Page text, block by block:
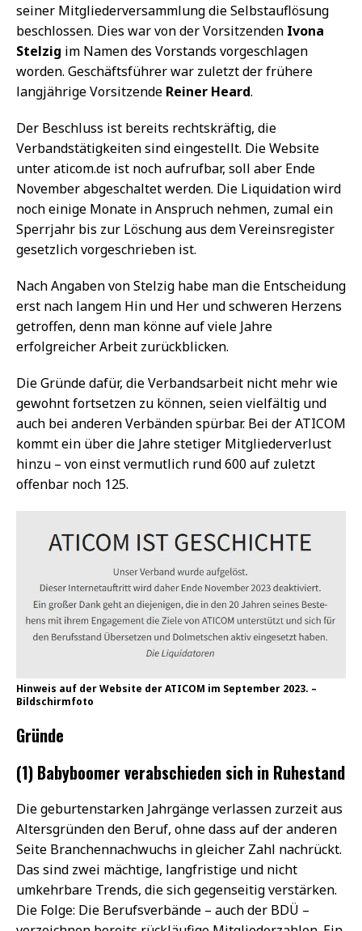
seiner Mitgliederversammlung die Selbstauflösung
beschlossen. Dies war von der Vorsitzenden Ivona
Stelzig im Namen des Vorstands vorgeschlagen
worden. Geschäftsführer war zuletzt der frühere
langjährige Vorsitzende Reiner Heard.
Der Beschluss ist bereits rechtskräftig, die
Verbandstätigkeiten sind eingestellt. Die Website
unter aticom.de ist noch aufrufbar, soll aber Ende
November abgeschaltet werden. Die Liquidation wird
noch einige Monate in Anspruch nehmen, zumal ein
Sperrjahr bis zur Löschung aus dem Vereinsregister
gesetzlich vorgeschrieben ist.
Nach Angaben von Stelzig habe man die Entscheidung
erst nach langem Hin und Her und schweren Herzens
getroffen, denn man könne auf viele Jahre
erfolgreicher Arbeit zurückblicken.
Die Gründe dafür, die Verbandsarbeit nicht mehr wie
gewohnt fortsetzen zu können, seien vielfältig und
auch bei anderen Verbänden spürbar. Bei der ATICOM
kommt ein über die Jahre stetiger Mitgliederverlust
hinzu – von einst vermutlich rund 600 auf zuletzt
offenbar noch 125.
Hinweis auf der Website der ATICOM im September 2023. –
Bildschirmfoto
Gründe
(1) Babyboomer verabschieden sich in Ruhestand
Die geburtenstarken Jahrgänge verlassen zurzeit aus
Altersgründen den Beruf, ohne dass auf der anderen
Seite Branchennachwuchs in gleicher Zahl nachrückt.
Das sind zwei mächtige, langfristige und nicht
umkehrbare Trends, die sich gegenseitig verstärken.
Die Folge: Die Berufsverbände – auch der BDÜ –